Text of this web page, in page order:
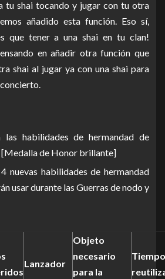
tu shai tocando y jugar con tu otra
añadido esta función. Eso sí,
que tener a una shai en tu clan!
en añadir otra función que
shai al jugar ya con una shai para
las habilidades de hermandad de
[Medalla de Honor brillante]
nuevas habilidades de hermandad
usar durante las Guerras de nodo y
Lanzador
Objeto
necesario
para la